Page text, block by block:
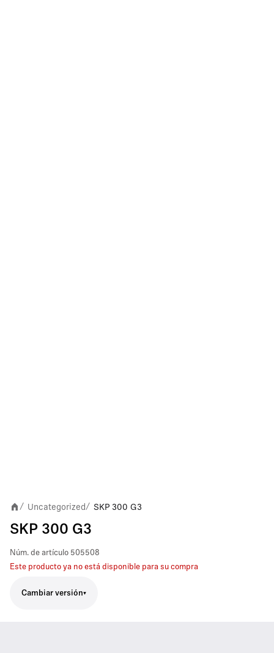
/ Uncategorized / SKP 300 G3
SKP 300 G3
Núm. de artículo 505508
Este producto ya no está disponible para su compra
Cambiar versión